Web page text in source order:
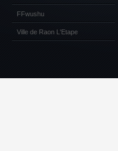
FFwushu
Ville de Raon L'Etape